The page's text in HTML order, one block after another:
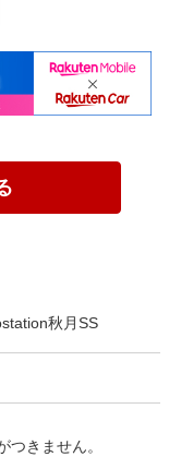
秋月SS
きません。